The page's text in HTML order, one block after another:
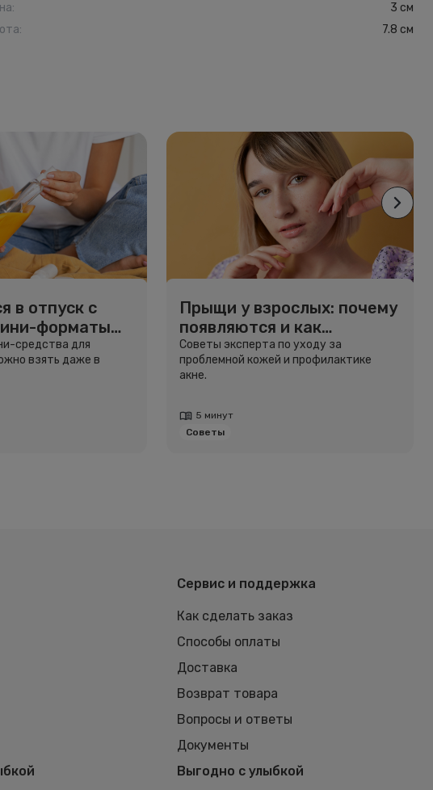
:
3 см
: 7.8 см
в отпуск с
форматы
средства для
взять даже в
Прыщи у взрослых: почему
появляются и как
избавиться
Советы эксперта по уходу за
проблемной кожей и профилактике
акне.
5 минут
Советы
Сервис и поддержка
Как сделать заказ
Способы оплаты
Доставка
Возврат товара
Вопросы и ответы
Документы
Выгодно с улыбкой